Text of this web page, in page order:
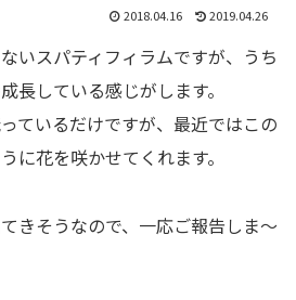
2018.04.16 2019.04.26
いスパティフィラムですが、うち
長している感じがします。
ているだけですが、最近ではこの
に花を咲かせてくれます。
きそうなので、一応ご報告しま～